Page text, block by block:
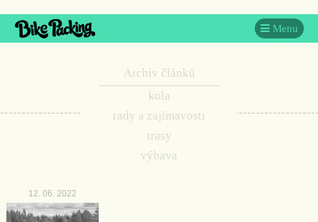
Menu
Archiv článků
kola
rady a zajímavosti
trasy
výbava
12. 06. 2022